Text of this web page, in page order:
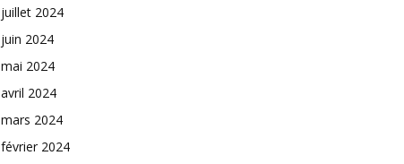
juillet 2024
juin 2024
mai 2024
avril 2024
mars 2024
février 2024